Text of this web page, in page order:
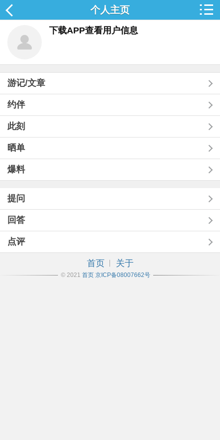
个人主页
下载APP查看用户信息
游记/文章
约伴
此刻
晒单
爆料
提问
回答
点评
首页 关于
© 2021 首页 京ICP备08007662号